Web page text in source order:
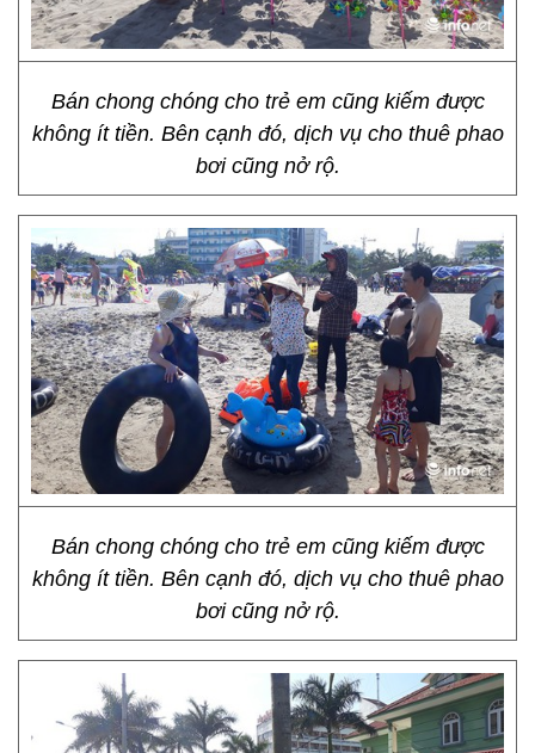
Bán chong chóng cho trẻ em cũng kiếm được
không ít tiền. Bên cạnh đó, dịch vụ cho thuê phao
bơi cũng nở rộ.
Bán chong chóng cho trẻ em cũng kiếm được
không ít tiền. Bên cạnh đó, dịch vụ cho thuê phao
bơi cũng nở rộ.